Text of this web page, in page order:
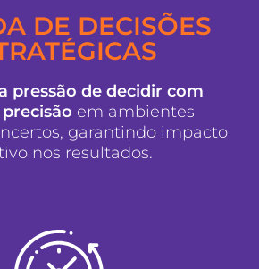
DE DECISÕES
pressão de decidir com
em ambientes
garantindo impacto
nos resultados.